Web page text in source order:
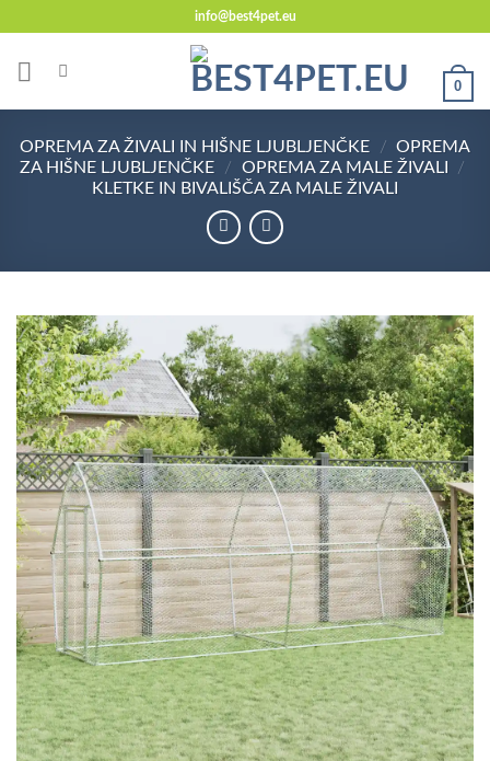
vsebino
info@best4pet.eu
0
OPREMA ZA ŽIVALI IN HIŠNE LJUBLJENČKE / OPREMA
ZA HIŠNE LJUBLJENČKE
/ OPREMA ZA MALE ŽIVALI
/
KLETKE IN BIVALIŠČA ZA MALE ŽIVALI